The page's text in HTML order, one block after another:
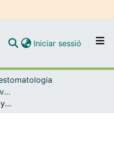
per tot el DD
Iniciar sessió (current)
Articles publicats en revistes (Odontoestomatologia)
El epitelio de inserción y la unión gingival